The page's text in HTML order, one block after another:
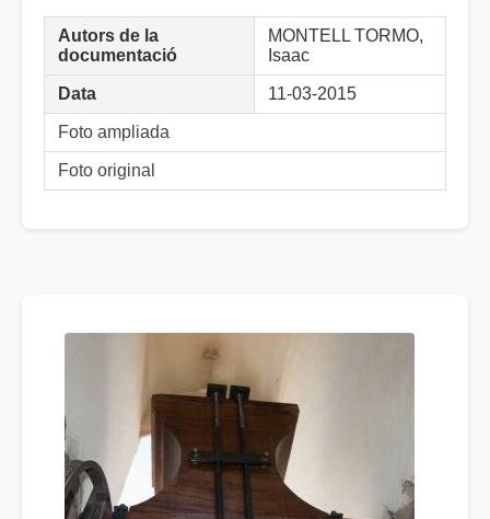
Autors de la
documentació
MONTELL TORMO,
Isaac
Data 11-03-2015
Foto ampliada
Foto original